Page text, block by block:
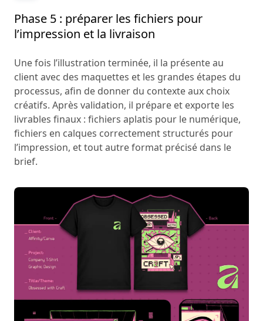
Phase 5 : préparer les fichiers pour
l’impression et la livraison
Une fois l’illustration terminée, il la présente au
client avec des maquettes et les grandes étapes du
processus, afin de donner du contexte aux choix
créatifs. Après validation, il prépare et exporte les
livrables finaux : fichiers aplatis pour le numérique,
fichiers en calques correctement structurés pour
l’impression, et tout autre format précisé dans le
brief.